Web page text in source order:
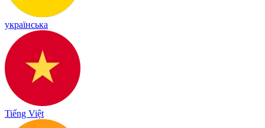
українська
Tiếng Việt